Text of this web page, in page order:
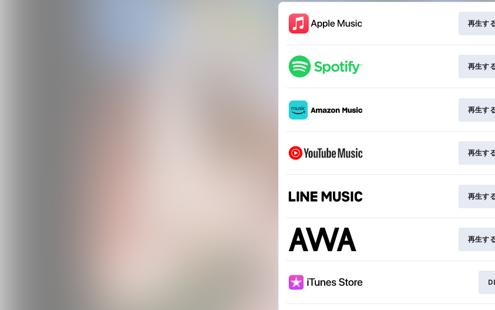
再生す
再生す
再生す
再生す
再生す
再生す